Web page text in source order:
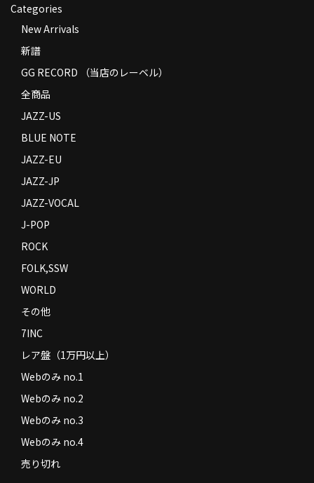
特定商取引法に基づく表示
Contact
Categories
New Arrivals
新譜
GG RECORD （当店のレーベル）
全商品
JAZZ-US
BLUE NOTE
JAZZ-EU
JAZZ-JP
JAZZ-VOCAL
J-POP
ROCK
FOLK,SSW
WORLD
その他
7INC
レア盤（1万円以上）
Webのみ no.1
Webのみ no.2
Webのみ no.3
Webのみ no.4
売り切れ